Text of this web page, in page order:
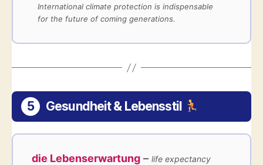
International climate protection is indispensable
for the future of coming generations.
5 Gesundheit & Lebensstil
die Lebenserwartung – life expectancy